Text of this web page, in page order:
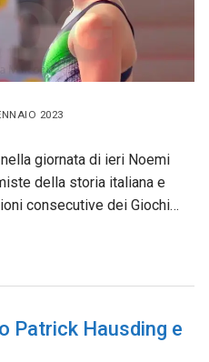
2023
giornata di ieri Noemi
della storia italiana e
consecutive dei Giochi…
Patrick Hausding e